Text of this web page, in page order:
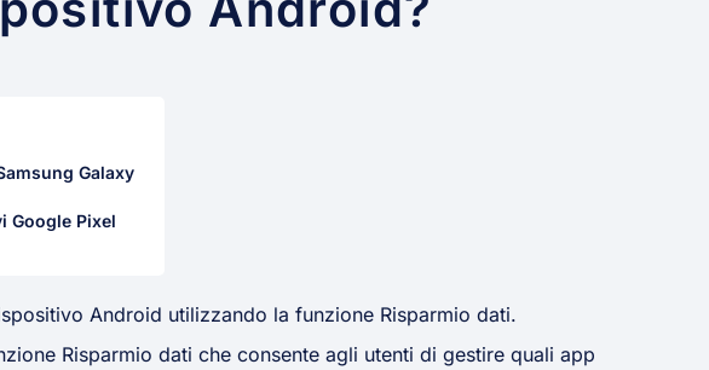
Galaxy
Google Pixel
Android utilizzando la funzione Risparmio dati.
Risparmio dati che consente agli utenti di gestire quali app